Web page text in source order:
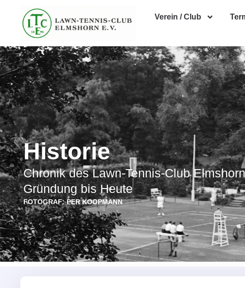
Verein / Club
Historie
Chronik des Lawn-Tennis-Club Elmshorn
Gründung bis Heute
FOTOGRAF: PER KOOPMANN